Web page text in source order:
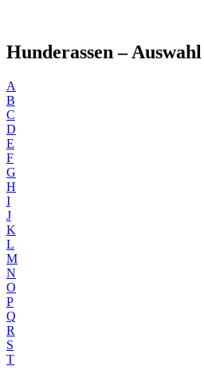
Hunderassen – Auswahl
A
B
C
D
E
F
G
H
I
J
K
L
M
N
O
P
Q
R
S
T